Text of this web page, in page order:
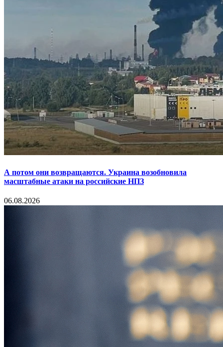
А потом они возвращаются. Украина возобновила
масштабные атаки на российские НПЗ
06.08.2026